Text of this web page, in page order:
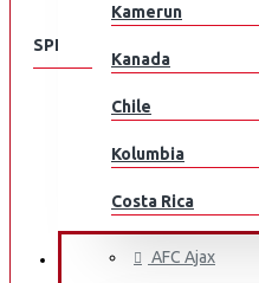
Kamerun
Kanada
Chile
Kolumbia
Costa Rica
Kroatia
JALKAPALLOILIJAT
SPEISEKARTE
KLUBEILLE
Aberdeen
ACF Fiorentina
AFC Ajax